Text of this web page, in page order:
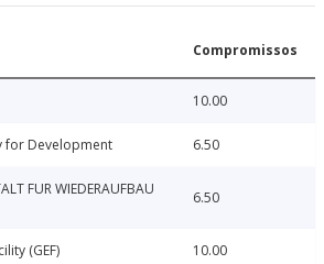
Compromissos
10.00
for Development 6.50
FUR WIEDERAUFBAU
6.50
(GEF) 10.00